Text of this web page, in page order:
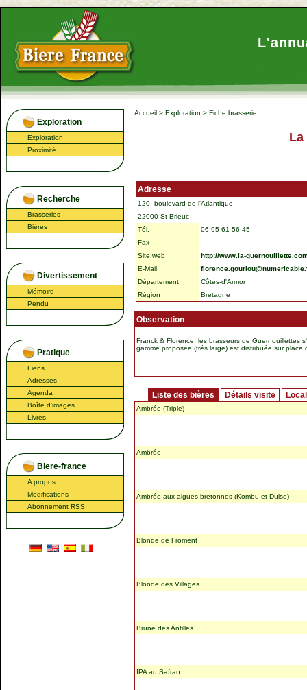
Exploration
Exploration
Proximité
Recherche
Brasseries
Bières
Divertissement
Mémoire
Pendu
Pratique
Liens
Adresses
Agenda
Boîte d'images
Livres
Biere-france
A propos
Modifications
Abonnement RSS
Accueil > Exploration > Fiche brasserie
Adresse
120. boulevard de l'Atlantique
22000 St-Brieuc
Tél.
06 95 61 56 45
Fax
Site web
http://www.la-
E-Mail
Département
Côtes-d'Armor
Région
Bretagne
Observation
Franck & Florence, les brasseurs de Guernouillettes
gamme proposée (trés large) est distribuée sur
Liste des bières Détails visite
Ambrée (Triple)
Ambrée
Ambrée aux algues bretonnes (Kombu et Dulse)
Blonde de Froment
Blonde des Villages
Brune des Antilles
IPA au Safran